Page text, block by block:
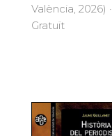
València, 2026) ·
Gratuït